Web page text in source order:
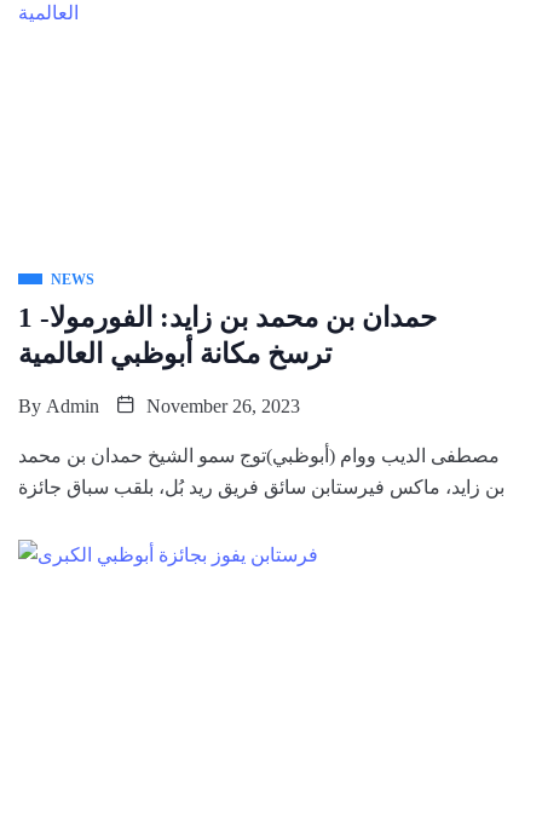
NEWS
حمدان بن محمد بن زايد: الفورمولا- 1
ترسخ مكانة أبوظبي العالمية
By Admin November 26, 2023
مصطفى الديب ووام (أبوظبي)توج سمو الشيخ حمدان بن محمد
بن زايد، ماكس فيرستابن سائق فريق ريد بُل، بلقب سباق جائزة